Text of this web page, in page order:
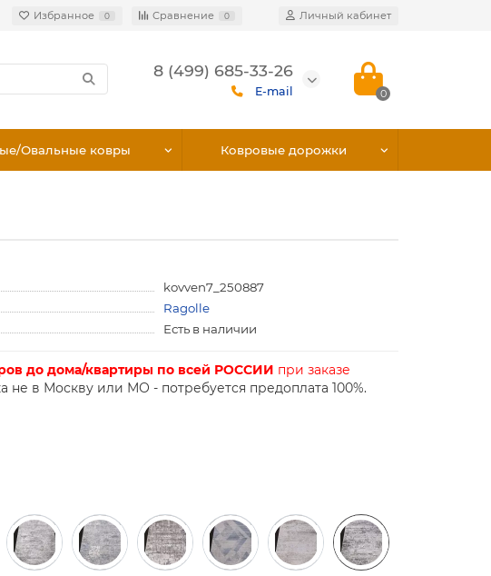
Избранное 0 Сравнение 0 Личный кабинет
8 (499) 685-33-26
E-mail 0
Овальные ковры Ковровые дорожки
kovven7_250887
Ragolle
Есть в наличии
до дома/квартиры по всей РОССИИ при заказе
не в Москву или МО - потребуется предоплата 100%.